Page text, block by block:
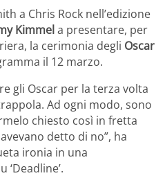
a Chris Rock nell’edizione
Kimmela presentare, per
la cerimonia degli Oscar
il 12 marzo.
gli Oscar per la terza volta
Ad ogni modo, sono
chiesto così in fretta
detto di no”, ha
ironia in una